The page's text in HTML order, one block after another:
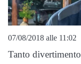
07/08/2018 alle 11:02
Tanto